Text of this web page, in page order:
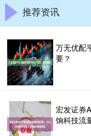
推荐资讯
万无优配
要？
宏发证券
饷科技流